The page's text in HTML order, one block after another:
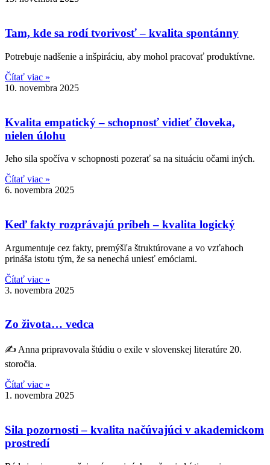
Tam, kde sa rodí tvorivosť – kvalita spontánny​
Potrebuje nadšenie a inšpiráciu, aby mohol pracovať produktívne.
Čítať viac »
10. novembra 2025
Kvalita empatický – schopnosť vidieť človeka,
nielen úlohu
Jeho sila spočíva v schopnosti pozerať sa na situáciu očami iných.
Čítať viac »
6. novembra 2025
Keď fakty rozprávajú príbeh – kvalita logický
Argumentuje cez fakty, premýšľa štruktúrovane a vo vzťahoch
prináša istotu tým, že sa nenechá uniesť emóciami.
Čítať viac »
3. novembra 2025
Zo života… vedca
✍️ Anna pripravovala štúdiu o exile v slovenskej literatúre 20.
storočia.
Čítať viac »
1. novembra 2025
Sila pozornosti – kvalita načúvajúci v akademickom
prostredí